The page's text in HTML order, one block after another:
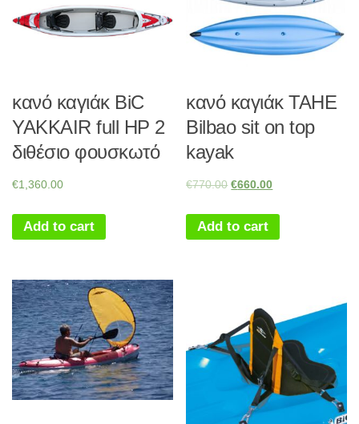
κανό καγιάκ BiC
YAKKAIR full HP 2
διθέσιο φουσκωτό
€1,360.00
Add to cart
κανό καγιάκ TAHE
Bilbao sit on top
kayak
€770.00 €660.00
Add to cart